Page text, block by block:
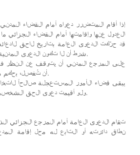
إذا أقام المتضرر دعواه أمام القضاء
العدول عنها وإقامتها أمام القضاء الجزائي
قد حرّكت الدعوى العامة بتاريخ لاحق
شرط أن لا تكون الدعوى المدنية قد فُصلت بحكم نهائي.
على المرجع المدني أن يتوقف عن النظر
أن تُفصل، بحكم مبرم، دعوى الحق العام.
يبقى قضاء الأمور المستعجلة صالحاً
ولو أقيمت دعوى الحق الشخصي أمام القضاء الجزائي.
تقام الدعوى العامة أمام المرجع الجزائي
نطاق دائرته أو التابع له محل إقامة